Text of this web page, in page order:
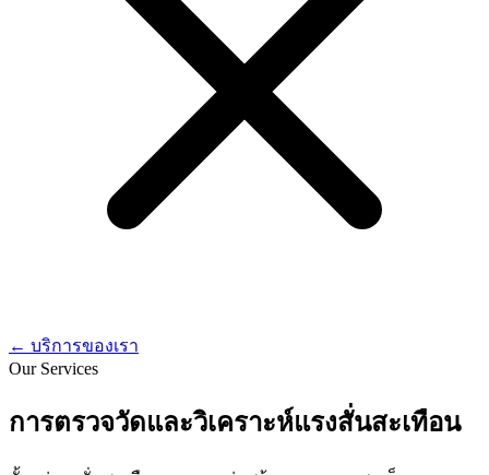
← บริการของเรา
Our Services
การตรวจวัดและวิเคราะห์แรงสั่นสะเทือน